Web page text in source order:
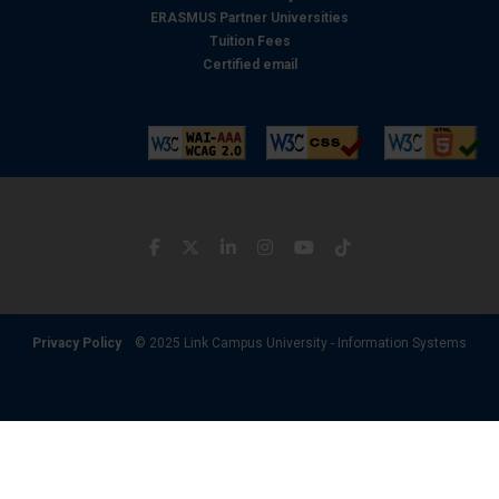
ERASMUS Partner Universities
Tuition Fees
Certified email
Privacy Policy © 2025 Link Campus University - Information Systems